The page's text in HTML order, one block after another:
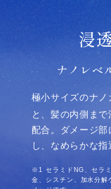
浸
ナノレベ
極小サイズのナ
と、髪の内側ま
配合。ダメージ
し、なめらかな指
※1 セラミドNG、セラ
金、シスチン、加水分